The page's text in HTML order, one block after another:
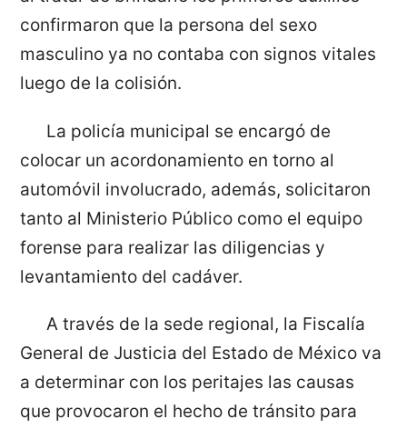
confirmaron que la persona del sexo
masculino ya no contaba con signos vitales
luego de la colisión.
La policía municipal se encargó de
colocar un acordonamiento en torno al
automóvil involucrado, además, solicitaron
tanto al Ministerio Público como el equipo
forense para realizar las diligencias y
levantamiento del cadáver.
A través de la sede regional, la Fiscalía
General de Justicia del Estado de México va
a determinar con los peritajes las causas
que provocaron el hecho de tránsito para